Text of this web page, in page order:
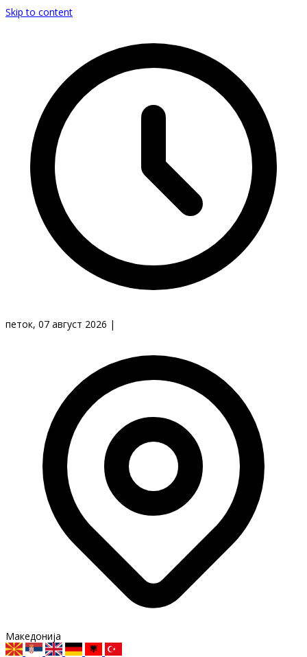
Skip to content
петок, 07 август 2026 |
Македонија